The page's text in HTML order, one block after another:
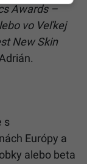
Awards –
vo Veľkej
New Skin
s
Európy a
alebo beta